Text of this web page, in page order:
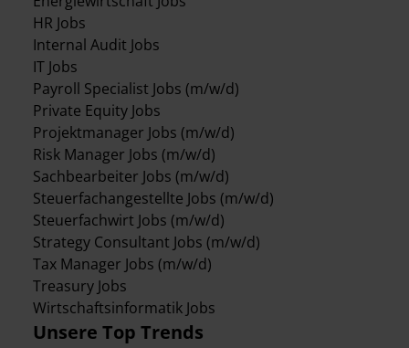
Unsere Top Trends
HR Jobs
Internal Audit Jobs
IT Jobs
Payroll Specialist Jobs (m/w/d)
Private Equity Jobs
Projektmanager Jobs (m/w/d)
Risk Manager Jobs (m/w/d)
Sachbearbeiter Jobs (m/w/d)
Steuerfachangestellte Jobs (m/w/d)
Steuerfachwirt Jobs (m/w/d)
Strategy Consultant Jobs (m/w/d)
Tax Manager Jobs (m/w/d)
Treasury Jobs
Wirtschaftsinformatik Jobs